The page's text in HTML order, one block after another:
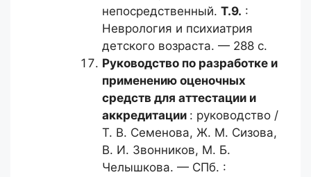
непосредственный. Т.9. :
Неврология и психиатрия
детского возраста. — 288 с.
Руководство по разработке и
применению оценочных
средств для аттестации и
аккредитации : руководство /
Т. В. Семенова, Ж. М. Сизова,
В. И. Звонников, М. Б.
Челышкова. — СПб. :